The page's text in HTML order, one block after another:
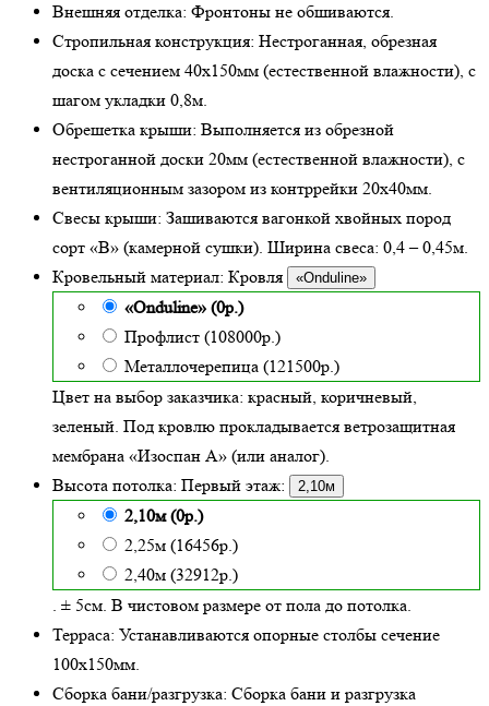
Внешняя отделка: Фронтоны не обшиваются.
Стропильная конструкция: Нестроганная, обрезная
доска с сечением 40х150мм (естественной влажности), с
шагом укладки 0,8м.
Обрешетка крыши: Выполняется из обрезной
нестроганной доски 20мм (естественной влажности), с
вентиляционным зазором из контррейки 20х40мм.
Свесы крыши: Зашиваются вагонкой хвойных пород
сорт «В» (камерной сушки). Ширина свеса: 0,4 – 0,45м.
Кровельный материал: Кровля «Onduline»
«Onduline» (0р.)
Профлист (108000р.)
Металлочерепица (121500р.)
Цвет на выбор заказчика: красный, коричневый,
зеленый. Под кровлю прокладывается ветрозащитная
мембрана «Изоспан А» (или аналог).
Высота потолка: Первый этаж: 2,10м
2,10м (0р.)
2,25м (16456р.)
2,40м (32912р.)
. ± 5см. В чистовом размере от пола до потолка.
Терраса: Устанавливаются опорные столбы сечение
100х150мм.
Сборка бани/разгрузка: Сборка бани и разгрузка